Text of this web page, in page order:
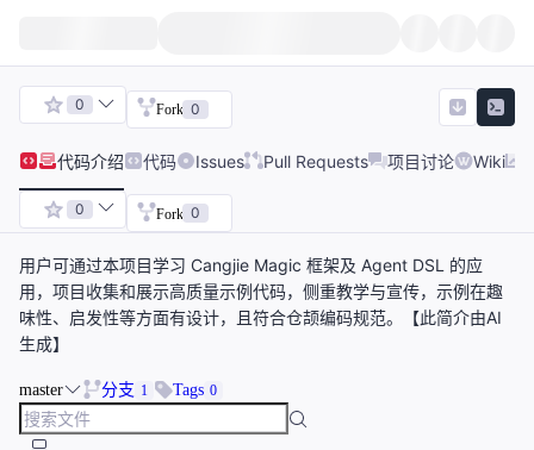
0 Fork 0
代码介绍 代码 Issues Pull Requests 项目讨论 Wiki
0 Fork 0
用户可通过本项目学习 Cangjie Magic 框架及 Agent DSL 的应
用，项目收集和展示高质量示例代码，侧重教学与宣传，示例在趣
味性、启发性等方面有设计，且符合仓颉编码规范。【此简介由AI
生成】
master 分支 1 Tags 0